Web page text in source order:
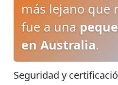
más lejano que
fue a una
en Australia.
Seguridad y